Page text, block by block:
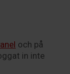
och på
in inte